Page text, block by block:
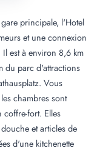
principale, l'Hotel
et une connexion
est à environ 8,6 km
du parc d'attractions
Vous
chambres sont
fort. Elles
et articles de
d'une kitchenette